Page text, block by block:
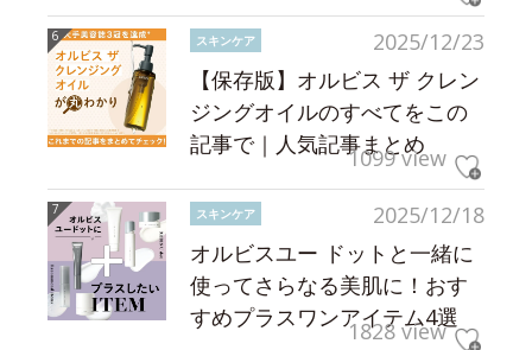
2025/12/23
スキンケア
【保存版】オルビス ザ クレン
ジングオイルのすべてをこの
記事で｜人気記事まとめ
1099 view
2025/12/18
スキンケア
オルビスユー ドットと一緒に
使ってさらなる美肌に！おす
すめプラスワンアイテム4選
1828 view